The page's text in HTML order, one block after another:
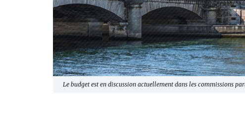
Le budget est en discussion actuellement dans les commissions